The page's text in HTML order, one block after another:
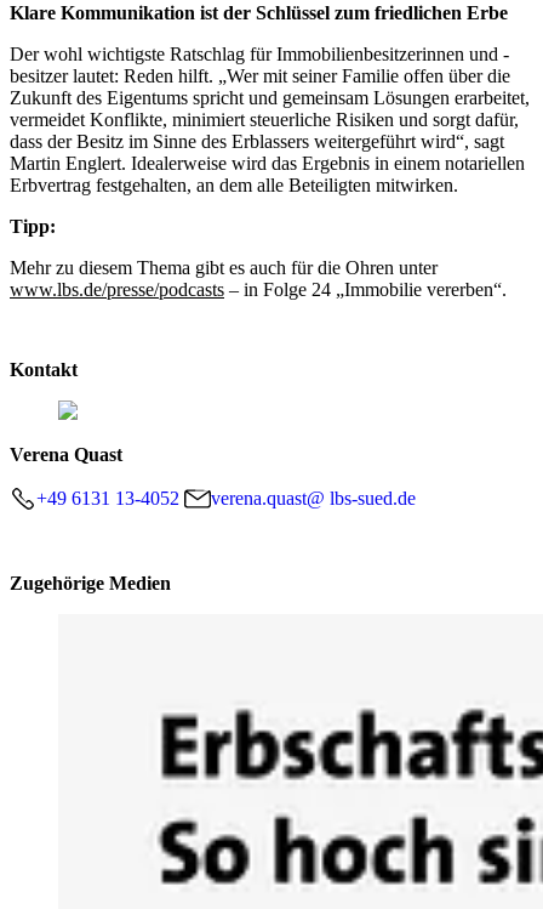
Klare Kommunikation ist der Schlüssel zum friedlichen Erbe
Der wohl wichtigste Ratschlag für Immobilienbesitzerinnen und -
besitzer lautet: Reden hilft. „Wer mit seiner Familie offen über die
Zukunft des Eigentums spricht und gemeinsam Lösungen erarbeitet,
vermeidet Konflikte, minimiert steuerliche Risiken und sorgt dafür,
dass der Besitz im Sinne des Erblassers weitergeführt wird“, sagt
Martin Englert. Idealerweise wird das Ergebnis in einem notariellen
Erbvertrag festgehalten, an dem alle Beteiligten mitwirken.
Tipp:
Mehr zu diesem Thema gibt es auch für die Ohren unter
www.lbs.de/presse/podcasts – in Folge 24 „Immobilie vererben“.
Kontakt
Verena Quast
+49 6131 13-4052 verena.quast@ lbs-sued.de
Zugehörige Medien